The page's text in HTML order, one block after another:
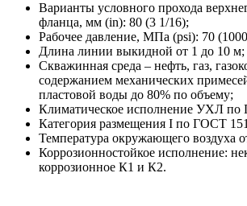
Варианты условного прохода
фланца, мм (in): 80 (3 1/16);
Рабочее давление, МПа (psi): 70
Длина линии выкидной от 1 до 10 м;
Скважинная среда – нефть, газ,
содержанием механических
пластовой воды до 80% по объему;
Климатическое исполнение УХЛ по
Категория размещения I по ГОСТ
Температура окружающего воздуха
Коррозионностойкое исполнение:
коррозионное К1 и К2.